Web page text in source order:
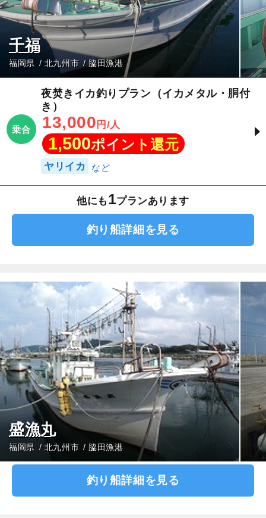
千福
福岡県 北九州市 脇田漁港
乗合
夜焚きイカ釣りプラン（イカメタル・胴付
き）
13,000 円/人
1,500ポイント還元
ヤリイカ
他にも 1プランあります
釣り船詳細を見る
盛漁丸
福岡県 北九州市 脇田漁港
釣り船詳細を見る